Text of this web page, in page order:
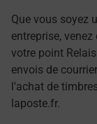
Que vous soyez
entreprise,
votre point
envois de
l'achat de
laposte.fr.